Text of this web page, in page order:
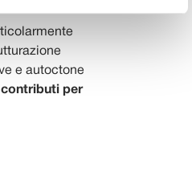
e autoctone
contributi per